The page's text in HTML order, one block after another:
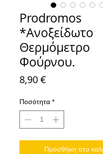
Prodromos
*Ανοξείδωτο
Θερμόμετρο
Φούρνου.
8,90 €
Ποσότητα *
Προσθήκη στο